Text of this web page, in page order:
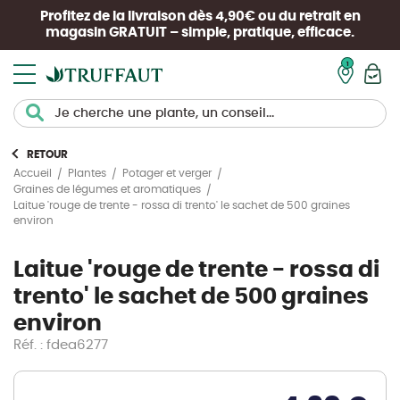
Profitez de la livraison dès 4,90€ ou du retrait en
magasin GRATUIT – simple, pratique, efficace.
RETOUR
Accueil
Plantes
Potager et verger
Graines de légumes et aromatiques
Laitue 'rouge de trente - rossa di trento' le sachet de 500 graines
environ
Laitue 'rouge de trente - rossa di
trento' le sachet de 500 graines
environ
Réf. : fdea6277